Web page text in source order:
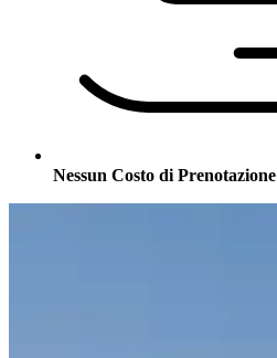
Nessun Costo di Prenotazione